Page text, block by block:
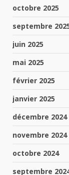
octobre 2025
septembre
juin 2025
mai 2025
février 2025
janvier 2025
décembre 2024
novembre 2024
octobre 2024
septembre